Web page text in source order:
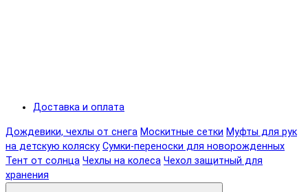
Доставка и оплата
Дождевики, чехлы от снега Москитные сетки Муфты для рук
на детскую коляску Сумки-переноски для новорожденных
Тент от солнца Чехлы на колеса Чехол защитный для
хранения